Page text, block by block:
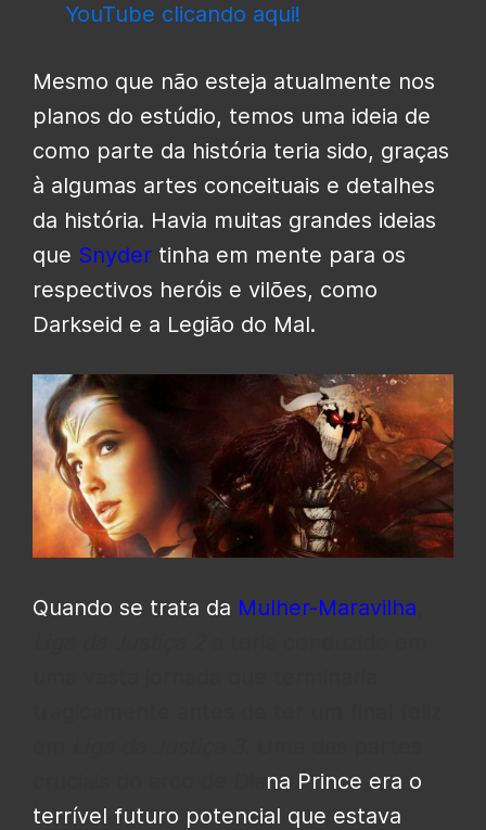
YouTube clicando aqui!
Mesmo que não esteja atualmente nos
planos do estúdio, temos uma ideia de
como parte da história teria sido, graças
à algumas artes conceituais e detalhes
da história. Havia muitas grandes ideias
que Snyder tinha em mente para os
respectivos heróis e vilões, como
Darkseid e a Legião do Mal.
Quando se trata da Mulher-Maravilha
na Prince era o
terrível futuro potencial que estava